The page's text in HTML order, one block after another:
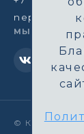
МЫ В СЕТИ
© Круизная